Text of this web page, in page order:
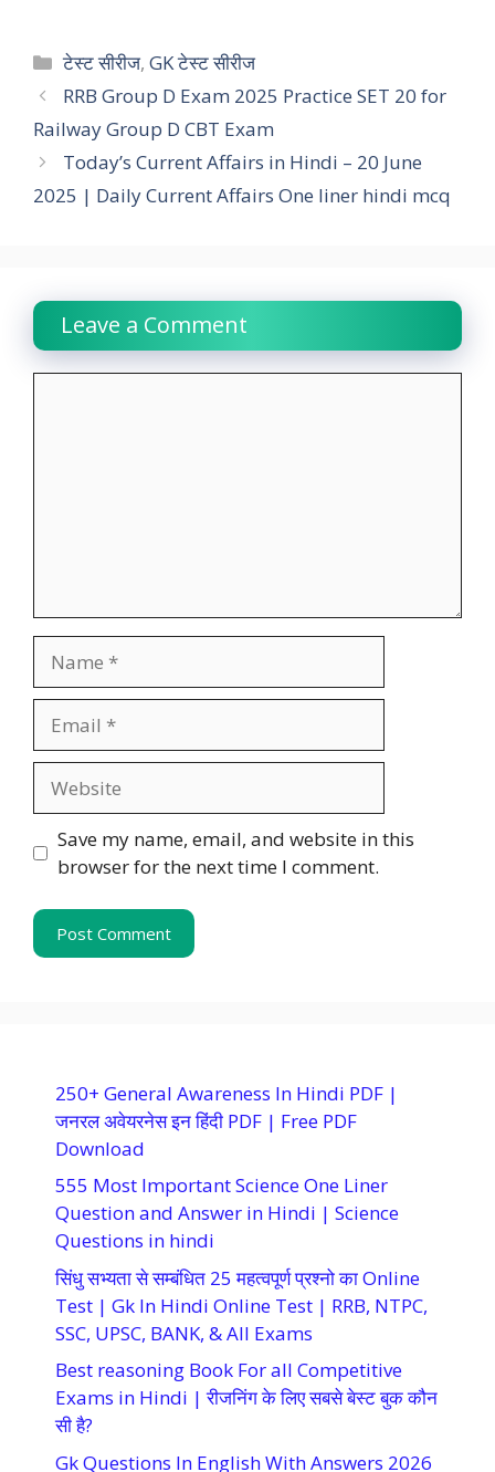
c
e
b
o
o
a
t
s
A
p
i
t
t
e
r
n
k
e
d
I
e
g
r
a
y
i
n
r
Categories
टेस्ट सीरीज,GK टेस्ट सीरीज
RRB Group D Exam 2025 Practice SET 20 for
Railway Group D CBT Exam
Today’s Current Affairs in Hindi – 20 June
2025 | Daily Current Affairs One liner hindi mcq
Leave a Comment
Save my name, email, and website in this
browser for the next time I comment.
250+ General Awareness In Hindi PDF |
जनरल अवेयरनेस इन हिंदी PDF | Free PDF
Download
555 Most Important Science One Liner
Question and Answer in Hindi | Science
Questions in hindi
सिंधु सभ्यता से सम्बंधित 25 महत्वपूर्ण प्रश्नो का Online
Test | Gk In Hindi Online Test | RRB, NTPC,
SSC, UPSC, BANK, & All Exams
Best reasoning Book For all Competitive
Exams in Hindi | रीजनिंग के लिए सबसे बेस्ट बुक कौन
सी है?
Gk Questions In English With Answers 2026